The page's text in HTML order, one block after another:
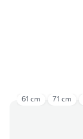
61 cm 71 cm